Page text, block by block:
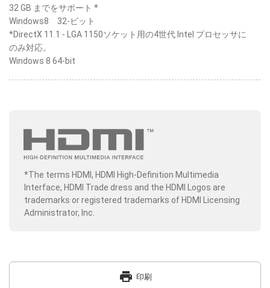
32 GB までをサポート *
Windows8 32-ビット
*DirectX 11.1 - LGA 1150ソケット用の4世代 Intel プロセッサに
のみ対応。
Windows 8 64-bit
*The terms HDMI, HDMI High-Definition Multimedia
Interface, HDMI Trade dress and the HDMI Logos are
trademarks or registered trademarks of HDMI Licensing
Administrator, Inc.
print 印刷